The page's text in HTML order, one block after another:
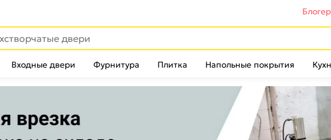
Входные двери Фурнитура Плитка Напольные покрытия